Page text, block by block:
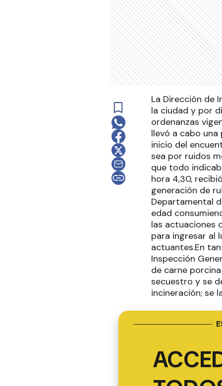
La Dirección de
la ciudad y por
ordenanzas
llevó a cabo una
inicio del
sea por ruidos
que todo
hora 4,30,
generación de
Departamental
edad
las actuaciones
para ingresar al
actuantes.En
Inspección
de carne
secuestro y se
incineración; se